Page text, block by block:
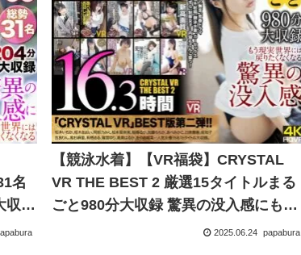
名
収録
り
【競泳水着】【VR福袋】CRYSTAL
VR THE BEST 2 厳選15タイトルまる
ごと980分大収録 驚異の没入感にもう
現実世界には戻りたくなくなる16.3時
2025.06.24 papabura